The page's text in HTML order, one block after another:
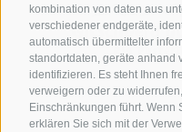
kombination von daten aus
verschiedener endgeräte,
automatisch übermittelter
standortdaten, geräte anhand
identifizieren. Es steht Ihnen
verweigern oder zu
Einschränkungen führt. Wenn
erklären Sie sich mit der